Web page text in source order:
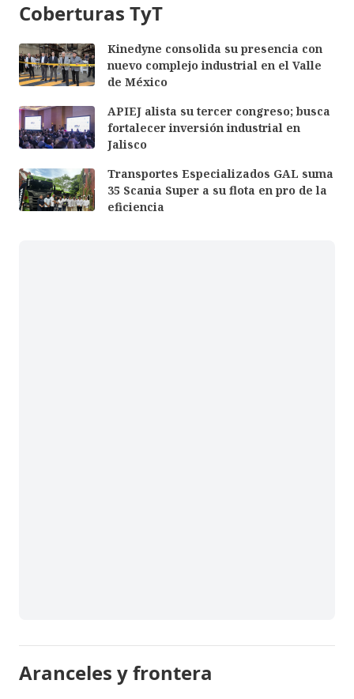
Coberturas TyT
Kinedyne consolida su presencia con
nuevo complejo industrial en el Valle
de México
APIEJ alista su tercer congreso; busca
fortalecer inversión industrial en
Jalisco
Transportes Especializados GAL suma
35 Scania Super a su flota en pro de la
eficiencia
Aranceles y frontera